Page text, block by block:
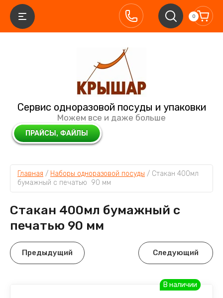
Сервис одноразовой посуды и упаковки
Можем все и даже больше
0
Главная / Наборы одноразовой посуды / Стакан 400мл
бумажный с печатью  90 мм
Стакан 400мл бумажный с
печатью 90 мм
Предыдущий Следующий
В наличии